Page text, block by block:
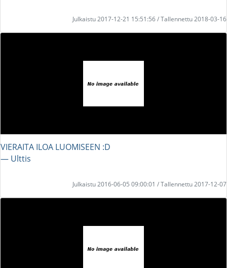
Julkaistu 2017-12-21 15:51:56 / Tallennettu 2018-03-16
VIERAITA ILOA LUOMISEEN :D
― Ulttis
Julkaistu 2016-06-05 09:00:01 / Tallennettu 2017-12-07